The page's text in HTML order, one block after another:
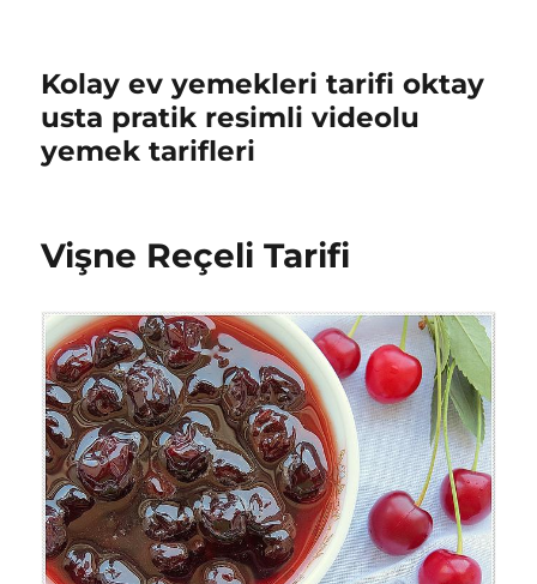
Kolay ev yemekleri tarifi oktay
usta pratik resimli videolu
yemek tarifleri
Vişne Reçeli Tarifi